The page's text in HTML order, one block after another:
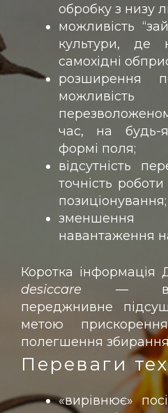
обробку з низу
можливість
культури,
самохідні
розширення
час, на будь-
формі поля;
відсутність
точність
позиціонування;
зменшення
навантаження
Коротка інформація
desiccare —
переджнивне
метою
полегшення
Переваги
«вирівнює»